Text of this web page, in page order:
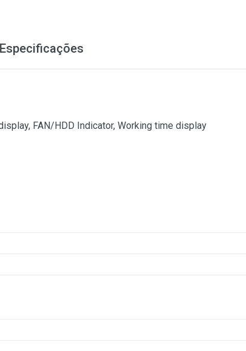
Especificações
FAN/HDD Indicator, Working time display